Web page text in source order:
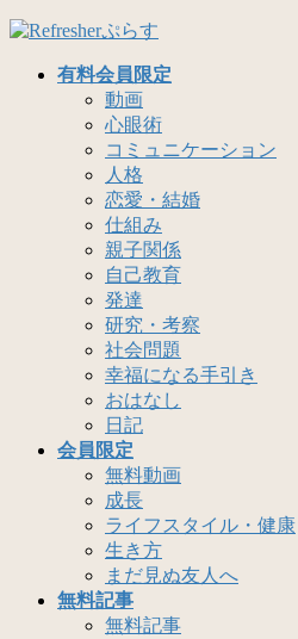
コ
ナ
有料会員限定
動画
心眼術
コミュニケーション
人格
恋愛・結婚
仕組み
親子関係
自己教育
発達
研究・考察
社会問題
幸福になる手引き
おはなし
日記
会員限定
無料動画
成長
ライフスタイル・健康
生き方
まだ見ぬ友人へ
無料記事
無料記事